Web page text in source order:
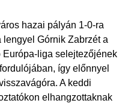
hazai pályán 1-0-ra
lengyel Górnik Zabrzét a
Európa-liga selejtezőjének
így előnnyel
A keddi
elhangzottaknak